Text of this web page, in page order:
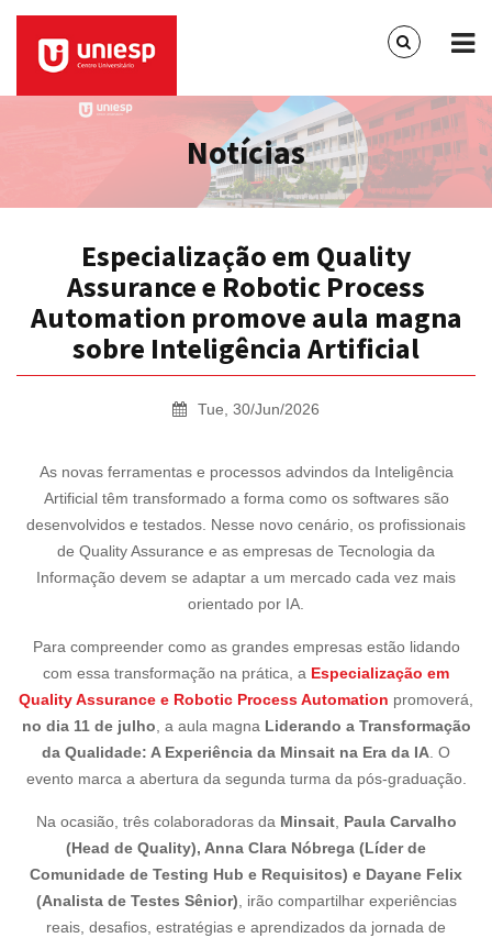
Notícias
Especialização em Quality
Assurance e Robotic Process
Automation promove aula magna
sobre Inteligência Artificial
Tue, 30/Jun/2026
As novas ferramentas e processos advindos da Inteligência
Artificial têm transformado a forma como os softwares são
desenvolvidos e testados. Nesse novo cenário, os profissionais
de Quality Assurance e as empresas de Tecnologia da
Informação devem se adaptar a um mercado cada vez mais
orientado por IA.
Para compreender como as grandes empresas estão lidando
com essa transformação na prática, a Especialização em
Quality Assurance e Robotic Process Automation promoverá,
no dia 11 de julho , a aula magna Liderando a Transformação
da Qualidade: A Experiência da Minsait na Era da IA . O
evento marca a abertura da segunda turma da pós-graduação.
Na ocasião, três colaboradoras da Minsait, Paula Carvalho
(Head de Quality), Anna Clara Nóbrega (Líder de
Comunidade de Testing Hub e Requisitos) e Dayane Felix
(Analista de Testes Sênior) , irão compartilhar experiências
reais, desafios, estratégias e aprendizados da jornada de